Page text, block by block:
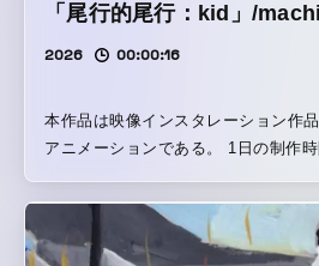
「尾行的尾行：kid」/
2026 00:00:16
本作品は映像インスタレーション作
アニメーションである。 1日の制作
を歩く人々/子供たちから着想し、一
具で厚塗りし、本映像を制作した。